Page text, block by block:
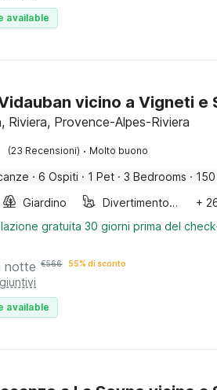
available
vicino a Vigneti e
Riviera, Provence-Alpes-Riviera
(23 Recensioni) · Molto buono
· 6 Ospiti · 1 Pet · 3 Bedrooms ·
Giardino
Divertimento per bambini
+
gratuita 30 giorni prima del
notte €566 55% di sconto
available